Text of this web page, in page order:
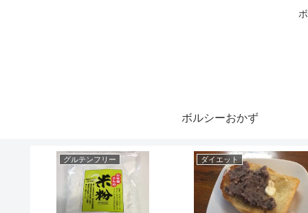
ボルシーおかず
グルテンフリー ダイエット